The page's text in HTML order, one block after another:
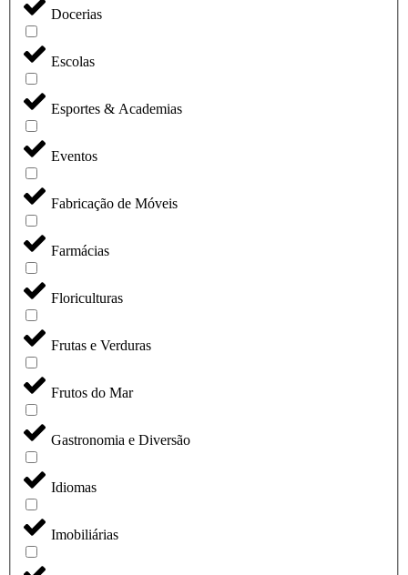
Docerias
Escolas
Esportes & Academias
Eventos
Fabricação de Móveis
Farmácias
Floriculturas
Frutas e Verduras
Frutos do Mar
Gastronomia e Diversão
Idiomas
Imobiliárias